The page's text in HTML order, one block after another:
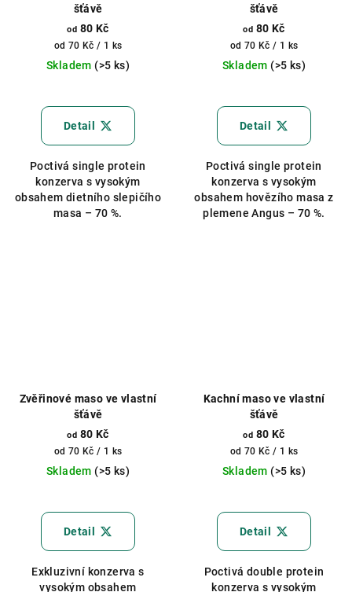
šťávě
od 80 Kč
Měrná
cena:
od 70 Kč / 1 ks
Skladem (>5 ks)
Detail
Poctivá single protein
konzerva s vysokým
obsahem dietního slepičího
masa – 70 %.
šťávě
od 80 Kč
Měrná
cena:
od 70 Kč / 1 ks
Skladem (>5 ks)
hodnocení
produktu
z
5
hvězdiček.
Detail
Poctivá single protein
konzerva s vysokým
obsahem hovězího masa z
plemene Angus – 70 %.
Zvěřinové maso ve vlastní
šťávě
od 80 Kč
Měrná
cena:
od 70 Kč / 1 ks
Skladem (>5 ks)
hodnocení
produktu
z
Detail
Exkluzivní konzerva s
vysokým obsahem
Kachní maso ve vlastní
šťávě
od 80 Kč
Měrná
cena:
od 70 Kč / 1 ks
Skladem (>5 ks)
Detail
Poctivá double protein
konzerva s vysokým